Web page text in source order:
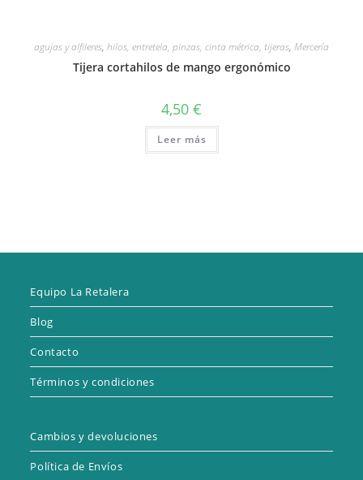
agujas y alfileres, hilos, entretela, pinzas, cinta métrica, tijeras, Mercería
Tijera cortahilos de mango ergonómico
4,50 €
Leer más
Equipo La Retalera
Blog
Contacto
Términos y condiciones
Cambios y devoluciones
Política de Envíos